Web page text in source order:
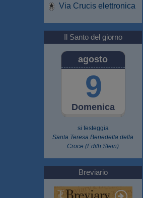
Via Crucis elettronica
Il Santo del giorno
Domenica
agosto
9
si festeggia
Santa Teresa Benedetta della
Croce (Edith Stein)
Breviario